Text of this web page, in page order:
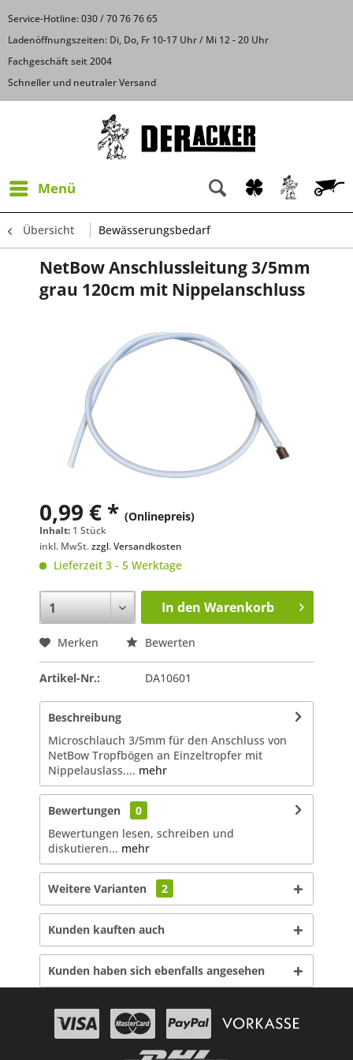
Service-Hotline: 030 / 70 76 76 65
Ladenöffnungszeiten: Di, Do, Fr 10-17 Uhr / Mi 12 - 20 Uhr
Fachgeschäft seit 2004
Schneller und neutraler Versand
Menü
Übersicht Bewässerungsbedarf
NetBow Anschlussleitung 3/5mm
grau 120cm mit Nippelanschluss
0,99 € * (Onlinepreis)
Inhalt: 1 Stück
inkl. MwSt.zzgl. Versandkosten
Lieferzeit 3 - 5 Werktage
In den Warenkorb
Merken Bewerten
Artikel-Nr.: DA10601
Beschreibung
Microschlauch 3/5mm für den Anschluss von
NetBow Tropfbögen an Einzeltropfer mit
Nippelauslass.... mehr
Bewertungen
0
Bewertungen lesen, schreiben und
diskutieren... mehr
Weitere Varianten 2
Kunden kauften auch
Kunden haben sich ebenfalls angesehen